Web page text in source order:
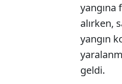
yangına
alırken,
yangın
geldi.